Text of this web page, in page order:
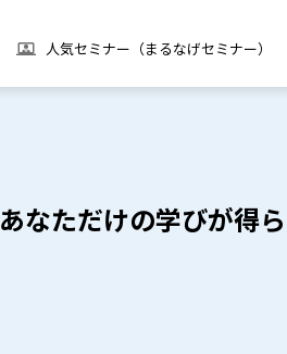
人気セミナー（まるなげセミナー）
あなただけの学びが得